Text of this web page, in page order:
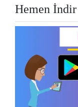
Hemen İndir